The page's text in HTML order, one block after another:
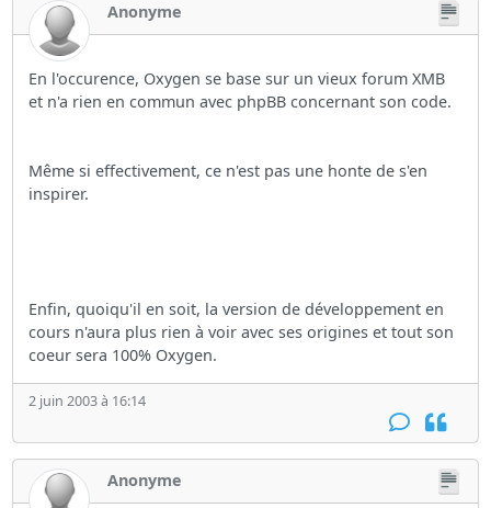
Anonyme
En l'occurence, Oxygen se base sur un vieux forum XMB
et n'a rien en commun avec phpBB concernant son code.
Même si effectivement, ce n'est pas une honte de s'en
inspirer.
Enfin, quoiqu'il en soit, la version de développement en
cours n'aura plus rien à voir avec ses origines et tout son
coeur sera 100% Oxygen.
2 juin 2003 à 16:14
Anonyme